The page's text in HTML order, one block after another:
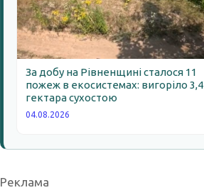
За добу на Рівненщині сталося 11
пожеж в екосистемах: вигоріло 3,4
гектара сухостою
04.08.2026
Реклама